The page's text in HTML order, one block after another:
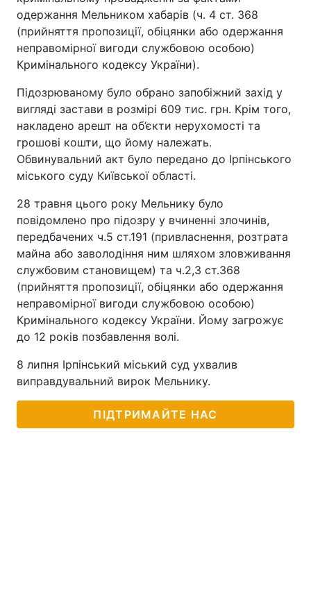
одержання Мельником хабарів (ч. 4 ст. 368
(прийняття пропозиції, обіцянки або одержання
неправомірної вигоди службовою особою)
Кримінального кодексу України).
Підозрюваному було обрано запобіжний захід у
вигляді застави в розмірі 609 тис. грн. Крім того,
накладено арешт на об’єкти нерухомості та
грошові кошти, що йому належать.
Обвинувальний акт було передано до Ірпінського
міського суду Київської області.
28 травня цього року Мельнику було
повідомлено про підозру у вчиненні злочинів,
передбачених ч.5 ст.191 (привласнення, розтрата
майна або заволодіння ним шляхом зловживання
службовим становищем) та ч.2,3 ст.368
(прийняття пропозиції, обіцянки або одержання
неправомірної вигоди службовою особою)
Кримінального кодексу України. Йому загрожує
до 12 років позбавлення волі.
8 липня Ірпінський міський суд ухвалив
виправдувальний вирок Мельнику.
ПІДТРИМАЙТЕ НАС